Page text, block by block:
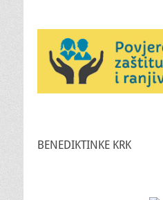
BENEDIKTINKE KRK